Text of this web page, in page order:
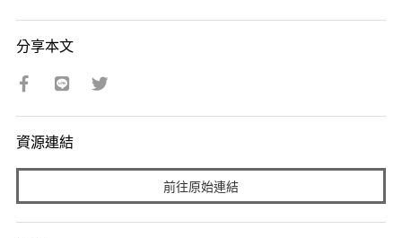
分享本文
資源連結
前往原始連結